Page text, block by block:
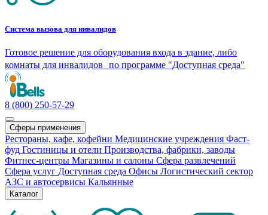
Система вызова для инвалидов
Готовое решение для оборудования входа в здание, либо
комнаты для инвалидов по программе "Доступная среда"
8 (800) 250-57-29
Сферы применения
Рестораны, кафе, кофейни Медицинские учреждения Фаст-
фуд Гостиницы и отели Производства, фабрики, заводы
Фитнес-центры Магазины и салоны Сфера развлечений
Сфера услуг Доступная среда Офисы Логистический сектор
АЗС и автосервисы Кальянные
Каталог